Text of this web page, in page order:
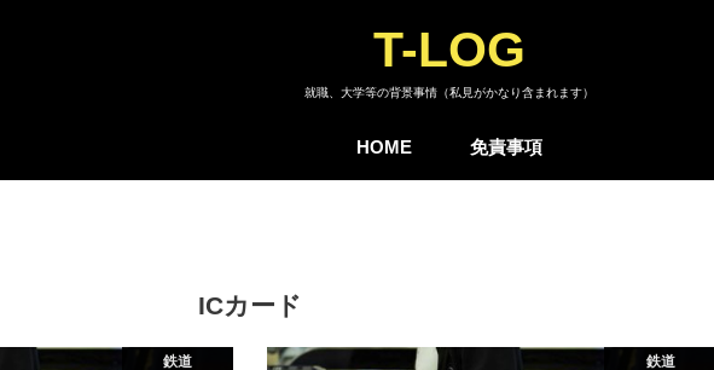
T-LOG
就職、大学等の背景事情（私見がかなり含まれます）
HOME 免責事項
ICカード
鉄道 鉄道